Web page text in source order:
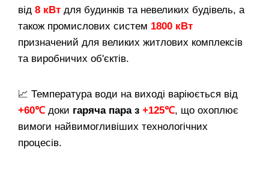
від 8 кВт для будинків та невеликих будівель, а
також промислових систем 1800 кВт
призначений для великих житлових комплексів
та виробничих об'єктів.
📈 Температура води на виході варіюється від
+60℃доки гаряча пара з +125℃, що охоплює
вимоги найвимогливіших технологічних
процесів.